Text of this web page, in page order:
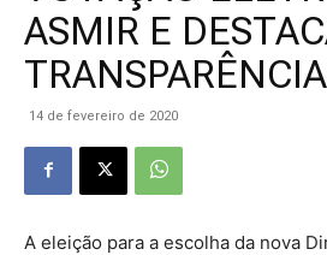
ASMIR E
TRANSPARÊNCIA
14 de fevereiro de 2020
A eleição para a escolha da nova